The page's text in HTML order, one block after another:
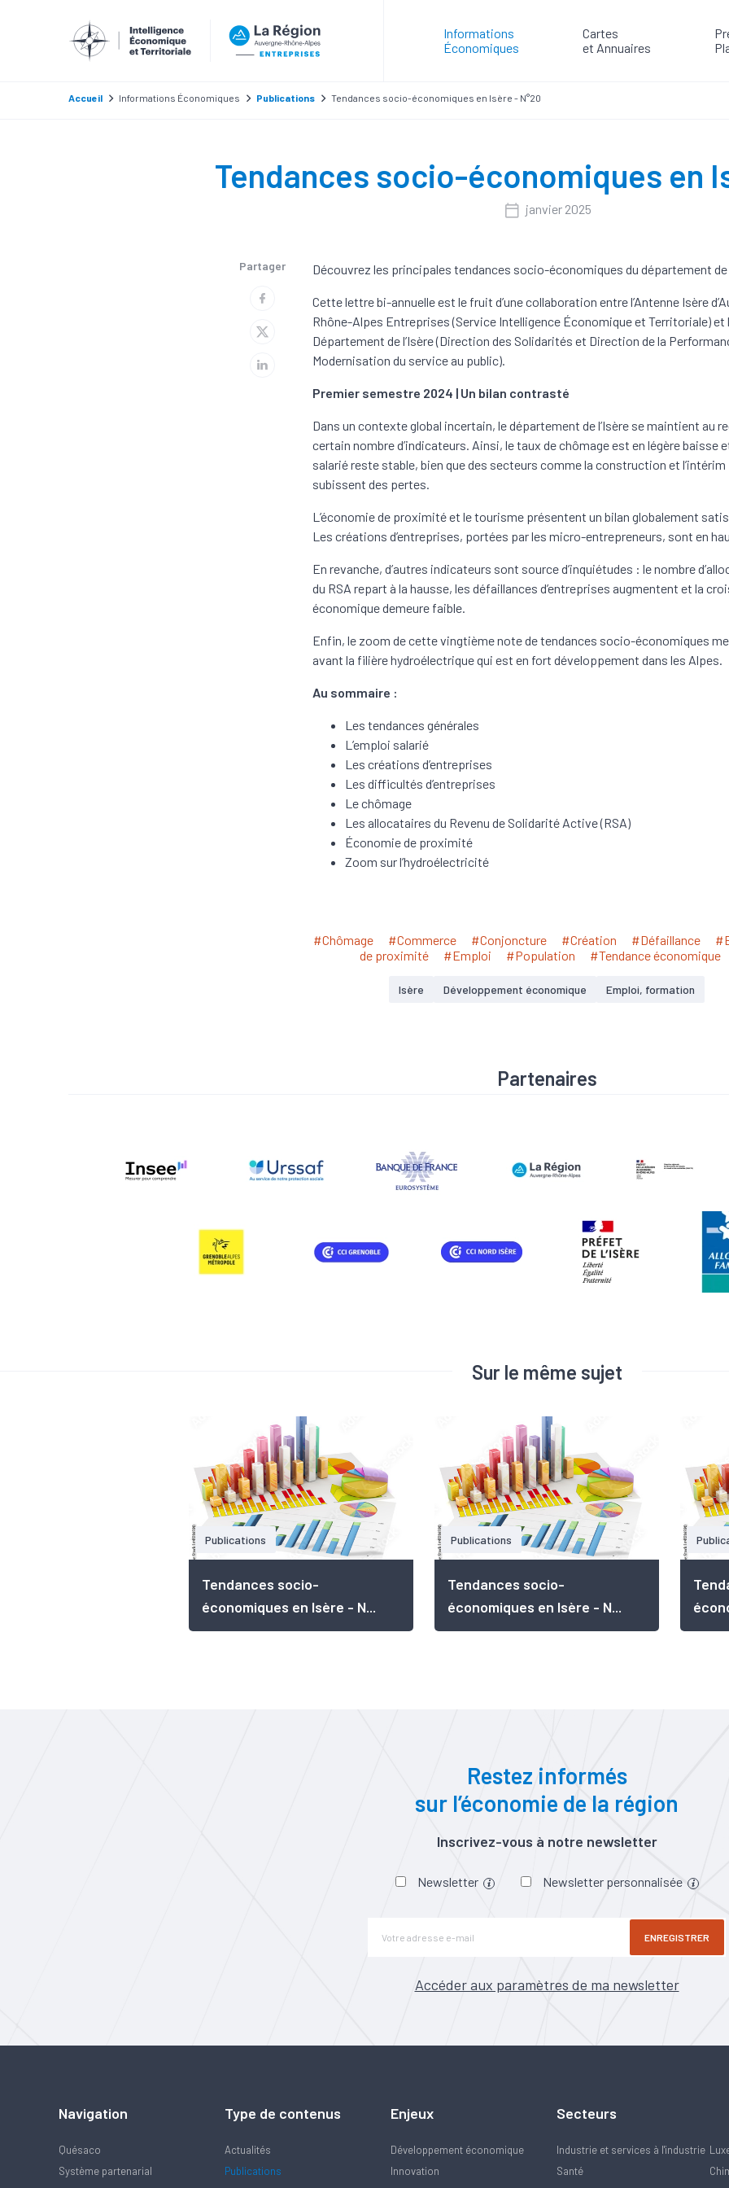
Informations
Économiques
Cartes
et Annuaires
Accueil Informations Économiques Publications Tendances socio-économiques en Isère - N°20
Tendances socio-économiques en
janvier 2025
Partager Découvrez les principales tendances socio-économiques du département de
Cette lettre bi-annuelle est le fruit d’une collaboration entre l’Antenne Isère
Rhône-Alpes Entreprises (Service Intelligence Économique et Territoriale) et
Département de l’Isère (Direction des Solidarités et Direction de la
Modernisation du service au public).
Premier semestre 2024 | Un bilan contrasté
Dans un contexte global incertain, le département de l’Isère se maintient au
certain nombre d’indicateurs. Ainsi, le taux de chômage est en légère baisse
salarié reste stable, bien que des secteurs comme la construction et l’intérim
subissent des pertes.
L’économie de proximité et le tourisme présentent un bilan globalement
Les créations d’entreprises, portées par les micro-entrepreneurs, sont en
En revanche, d’autres indicateurs sont source d’inquiétudes : le nombre
du RSA repart à la hausse, les défaillances d’entreprises augmentent et la
économique demeure faible.
Enfin, le zoom de cette vingtième note de tendances socio-économiques
avant la filière hydroélectrique qui est en fort développement dans les Alpes.
Au sommaire :
Les tendances générales
L’emploi salarié
Les créations d’entreprises
Les difficultés d’entreprises
Le chômage
Les allocataires du Revenu de Solidarité Active (RSA)
Économie de proximité
Zoom sur l’hydroélectricité
#Chômage #Commerce #Conjoncture #Création #Défaillance
de proximité
#Emploi #Population #Tendance économique
Isère Développement économique Emploi, formation
Partenaires
Sur le même sujet
Publications
Tendances socio-
économiques en Isère - N...
Publications
Tendances socio-
économiques en Isère - N...
Restez informés
sur l’économie de la région
Inscrivez-vous à notre newsletter
Newsletter Newsletter personnalisée
ENREGISTRER
Accéder aux paramètres de ma newsletter
Navigation
Quésaco
Système partenarial
Type de contenus
Actualités
Publications
Enjeux
Développement économique
Innovation
Secteurs
Industrie et services à l'industrie
Santé